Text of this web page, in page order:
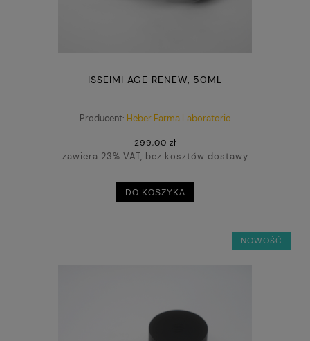
ISSEIMI AGE RENEW, 50ML
Producent: Heber Farma Laboratorio
299,00 zł
zawiera 23% VAT, bez kosztów dostawy
DO KOSZYKA
NOWOŚĆ